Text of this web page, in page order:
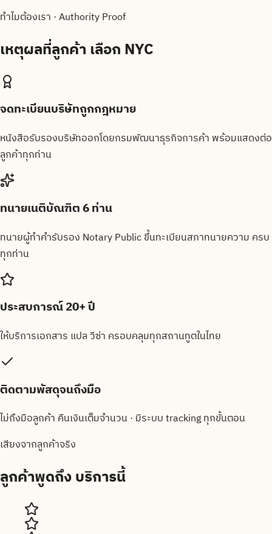
ทำไมต้องเรา · Authority Proof
เหตุผลที่ลูกค้า เลือก NYC
จดทะเบียนบริษัทถูกกฎหมาย
หนังสือรับรองบริษัทออกโดยกรมพัฒนาธุรกิจการค้า พร้อมแสดงต่อ
ลูกค้าทุกท่าน
ทนายเนติบัณฑิต 6 ท่าน
ทนายผู้ทำคำรับรอง Notary Public ขึ้นทะเบียนสภาทนายความ ครบ
ทุกท่าน
ประสบการณ์ 20+ ปี
ให้บริการเอกสาร แปล วีซ่า ครอบคลุมทุกสถานทูตในไทย
ติดตามพัสดุจนถึงมือ
ไม่ถึงมือลูกค้า คืนเงินเต็มจำนวน · มีระบบ tracking ทุกขั้นตอน
เสียงจากลูกค้าจริง
ลูกค้าพูดถึงบริการนี้